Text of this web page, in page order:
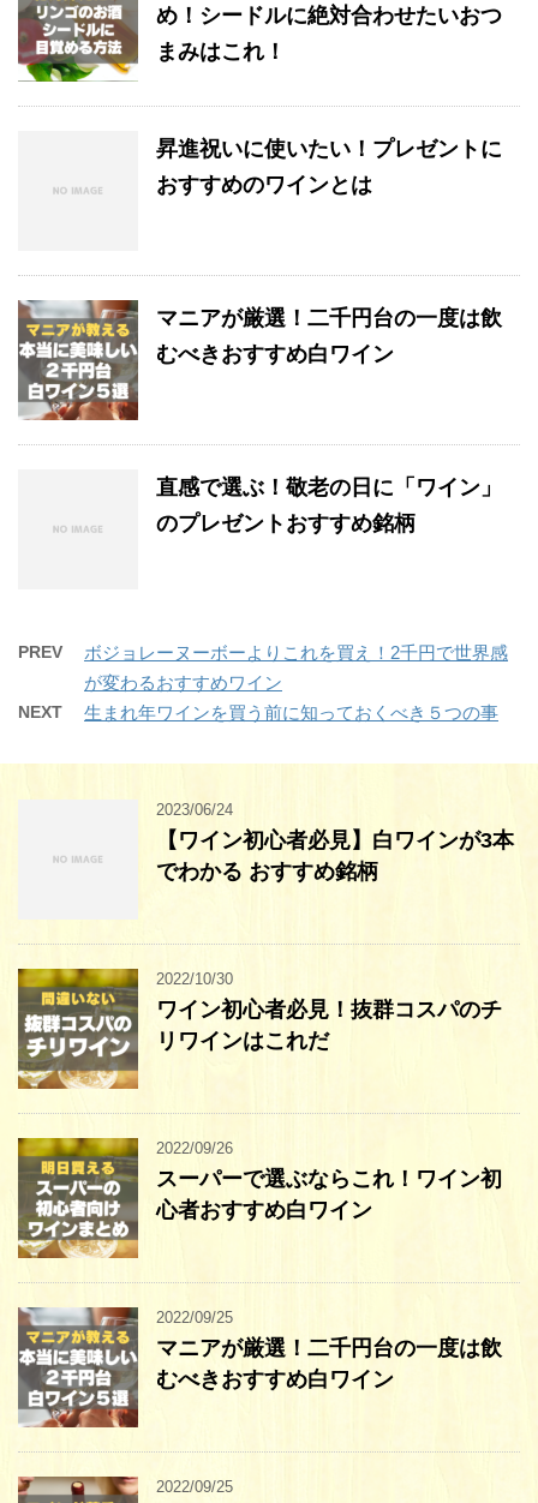
め！シードルに絶対合わせたいおつ
まみはこれ！
昇進祝いに使いたい！プレゼントに
おすすめのワインとは
マニアが厳選！二千円台の一度は飲
むべきおすすめ白ワイン
直感で選ぶ！敬老の日に「ワイン」
のプレゼントおすすめ銘柄
PREV
ボジョレーヌーボーよりこれを買え！2千円で世界感
が変わるおすすめワイン
NEXT 生まれ年ワインを買う前に知っておくべき５つの事
2023/06/24
【ワイン初心者必見】白ワインが3本
でわかる おすすめ銘柄
2022/10/30
ワイン初心者必見！抜群コスパのチ
リワインはこれだ
2022/09/26
スーパーで選ぶならこれ！ワイン初
心者おすすめ白ワイン
2022/09/25
マニアが厳選！二千円台の一度は飲
むべきおすすめ白ワイン
2022/09/25